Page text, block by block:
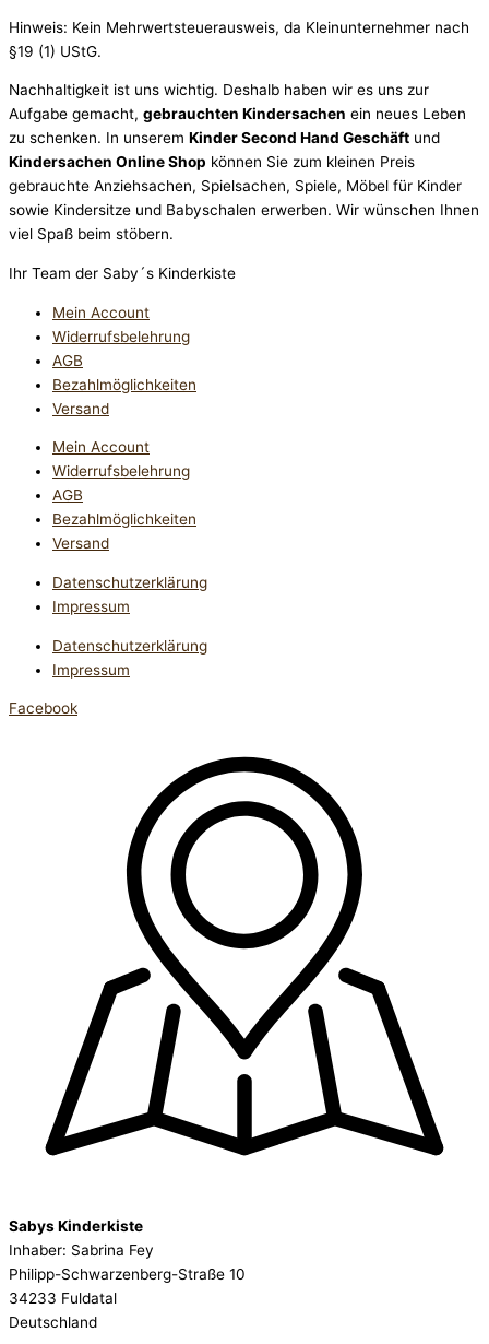
Hinweis: Kein Mehrwertsteuerausweis, da Kleinunternehmer nach
§19 (1) UStG.
Nachhaltigkeit ist uns wichtig. Deshalb haben wir es uns zur
Aufgabe gemacht, gebrauchten Kindersachen ein neues Leben
zu schenken. In unserem Kinder Second Hand Geschäft und
Kindersachen Online Shop können Sie zum kleinen Preis
gebrauchte Anziehsachen, Spiel­sachen, Spiele, Möbel für Kinder
sowie Kindersitze und Babyschalen erwerben. Wir wünschen Ihnen
viel Spaß beim stöbern.
Ihr Team der Saby´s Kinderkiste
Mein Account
Widerrufsbelehrung
AGB
Bezahlmöglichkeiten
Versand
Mein Account
Widerrufsbelehrung
AGB
Bezahlmöglichkeiten
Versand
Datenschutzerklärung
Impressum
Datenschutzerklärung
Impressum
Facebook
Sabys Kinderkiste
Inhaber: Sabrina Fey
Philipp-Schwarzenberg-Straße 10
34233 Fuldatal
Deutschland